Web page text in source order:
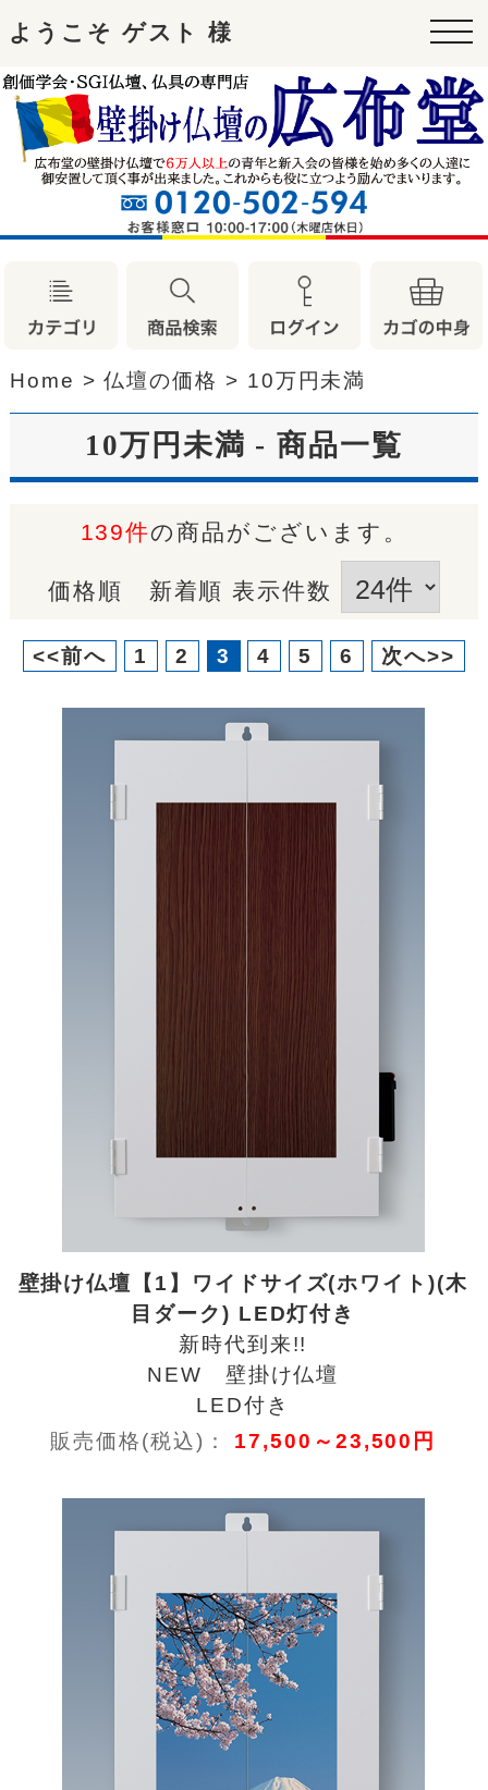
ようこそ ゲスト 様
Home >仏壇の価格 > 10万円未満
10万円未満 - 商品一覧
139件の商品がございます。
価格順 新着順 表示件数
<<前へ 1 2 3 4 5 6 次へ>>
壁掛け仏壇【1】ワイドサイズ(ホワイト)(木
目ダーク) LED灯付き
新時代到来!!
NEW 壁掛け仏壇
LED付き
販売価格(税込)： 17,500～23,500円